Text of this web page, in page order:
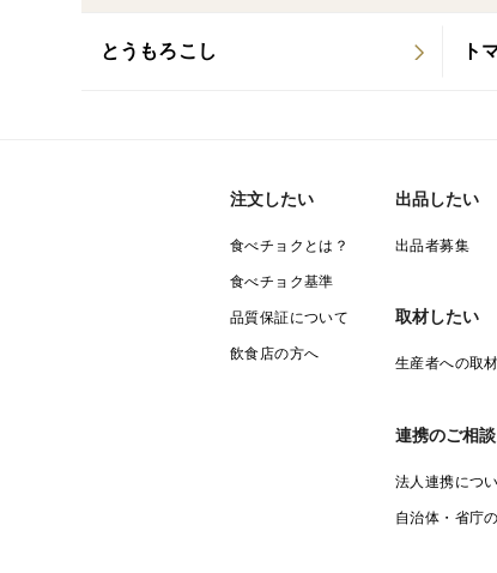
とうもろこし ト
注文したい
食べチョクとは？
食べチョク基準
品質保証について
飲食店の方へ
出品したい
出品者募集
取材したい
生産者への取
連携のご相談
法人連携につ
自治体・省庁